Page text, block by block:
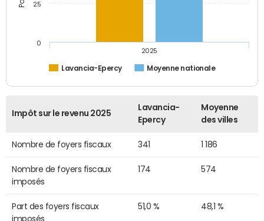
Lavancia-Epercy Moyenne nationale
2025
0
25
Impôt sur le revenu 2025
Lavancia-
Epercy
Moyenne
des villes
Nombre de foyers fiscaux 341 1 186
Nombre de foyers fiscaux
imposés
174 574
Part des foyers fiscaux
imposés
51,0 % 48,1 %